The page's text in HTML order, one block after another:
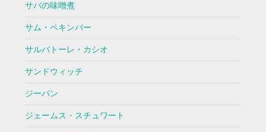
サバの味噌煮
サム・ペキンパー
サルバトーレ・カシオ
サンドウィッチ
ジーパン
ジェームス・スチュワート